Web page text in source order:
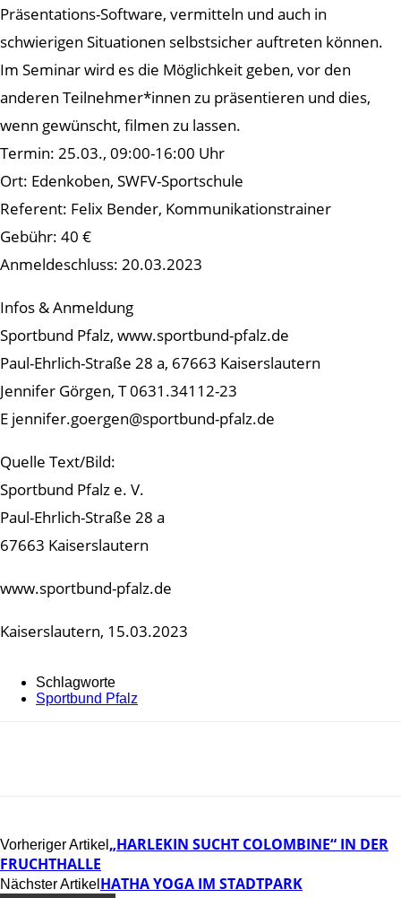
Präsentations-Software, vermitteln und auch in
schwierigen Situationen selbstsicher auftreten können.
Im Seminar wird es die Möglichkeit geben, vor den
anderen Teilnehmer*innen zu präsentieren und dies,
wenn gewünscht, filmen zu lassen.
Termin: 25.03., 09:00-16:00 Uhr
Ort: Edenkoben, SWFV-Sportschule
Referent: Felix Bender, Kommunikationstrainer
Gebühr: 40 €
Anmeldeschluss: 20.03.2023
Infos & Anmeldung
Sportbund Pfalz, www.sportbund-pfalz.de
Paul-Ehrlich-Straße 28 a, 67663 Kaiserslautern
Jennifer Görgen, T 0631.34112-23
E jennifer.goergen@sportbund-pfalz.de
Quelle Text/Bild:
Sportbund Pfalz e. V.
Paul-Ehrlich-Straße 28 a
67663 Kaiserslautern
www.sportbund-pfalz.de
Kaiserslautern, 15.03.2023
Schlagworte
Sportbund Pfalz
Vorheriger Artikel „HARLEKIN SUCHT COLOMBINE“ IN DER
FRUCHTHALLE
Nächster Artikel HATHA YOGA IM STADTPARK